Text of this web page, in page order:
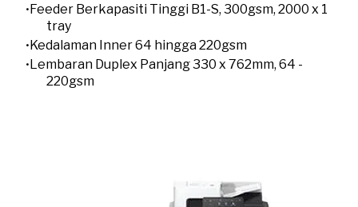
Feeder Berkapasiti Tinggi B1-S, 300gsm, 2000 x 1
tray
Kedalaman Inner 64 hingga 220gsm
Lembaran Duplex Panjang 330 x 762mm, 64 -
220gsm